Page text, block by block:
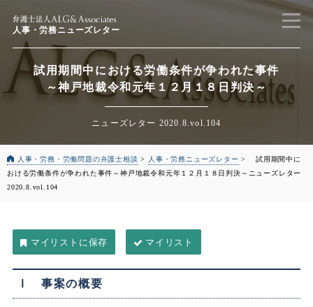
人事・労務ニューズレター
試用期間中における労働条件が争われた事件
～神戸地裁令和元年１２月１８日判決～
ニューズレター 2020.8.vol.104
人事・労務・労働問題の弁護士相談 > 人事・労務ニューズレター >
試用期間中に
おける労働条件が争われた事件 ～神戸地裁令和元年１２月１８日判決～ ニューズレター
2020.8.vol.104
マイリスト
Ⅰ 事案の概要